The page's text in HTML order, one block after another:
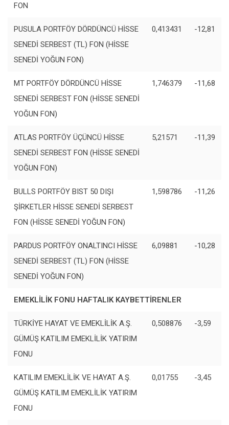
FON
PUSULA PORTFÖY DÖRDÜNCÜ HİSSE
SENEDİ SERBEST (TL) FON (HİSSE
SENEDİ YOĞUN FON)
0,413431 -12,81
MT PORTFÖY DÖRDÜNCÜ HİSSE
SENEDİ SERBEST FON (HİSSE SENEDİ
YOĞUN FON)
1,746379 -11,68
ATLAS PORTFÖY ÜÇÜNCÜ HİSSE
SENEDİ SERBEST FON (HİSSE SENEDİ
YOĞUN FON)
5,21571 -11,39
BULLS PORTFÖY BIST 50 DIŞI
ŞİRKETLER HİSSE SENEDİ SERBEST
FON (HİSSE SENEDİ YOĞUN FON)
1,598786 -11,26
PARDUS PORTFÖY ONALTINCI HİSSE
SENEDİ SERBEST (TL) FON (HİSSE
SENEDİ YOĞUN FON)
6,09881 -10,28
EMEKLİLİK FONU HAFTALIK KAYBETTİRENLER
TÜRKİYE HAYAT VE EMEKLİLİK A.Ş.
GÜMÜŞ KATILIM EMEKLİLİK YATIRIM
FONU
0,508876 -3,59
KATILIM EMEKLİLİK VE HAYAT A.Ş.
GÜMÜŞ KATILIM EMEKLİLİK YATIRIM
FONU
0,01755 -3,45